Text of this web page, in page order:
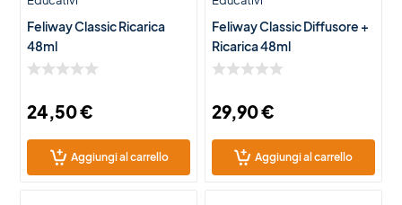
Feliway Classic Ricarica
48ml
24,50€
Aggiungi al carrello
Feliway Classic Diffusore +
Ricarica 48ml
29,90€
Aggiungi al carrello